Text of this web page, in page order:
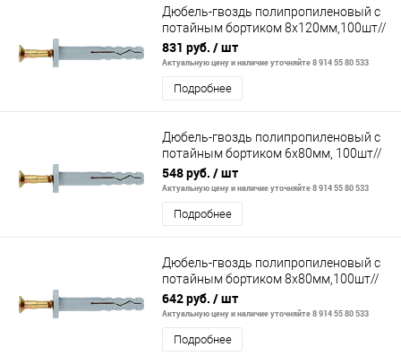
Дюбель-гвоздь полипропиленовый с
потайным бортиком 8х120мм,100шт//
СИБРТЕХ
831 руб. / шт
Актуальную цену и наличие уточняйте 8 914 55 80 533
Подробнее
Дюбель-гвоздь полипропиленовый с
потайным бортиком 6х80мм, 100шт//
СИБРТЕХ
548 руб. / шт
Актуальную цену и наличие уточняйте 8 914 55 80 533
Подробнее
Дюбель-гвоздь полипропиленовый с
потайным бортиком 8х80мм,100шт//
СИБРТЕХ
642 руб. / шт
Актуальную цену и наличие уточняйте 8 914 55 80 533
Подробнее